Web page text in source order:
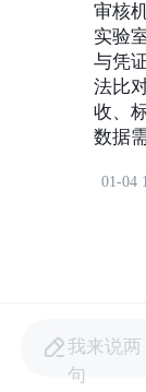
审核
实验
与凭
法比
收、
数据
01-04
我来说两
句